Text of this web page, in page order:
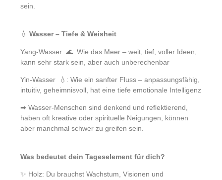
sein.
💧Wasser – Tiefe & Weisheit
Yang-Wasser 🌊: Wie das Meer – weit, tief, voller Ideen,
kann sehr stark sein, aber auch unberechenbar
Yin-Wasser 💧: Wie ein sanfter Fluss – anpassungsfähig,
intuitiv, geheimnisvoll, hat eine tiefe emotionale Intelligenz
➡ Wasser-Menschen sind denkend und reflektierend,
haben oft kreative oder spirituelle Neigungen, können
aber manchmal schwer zu greifen sein.
Was bedeutet dein Tageselement für dich?
✨ Holz: Du brauchst Wachstum, Visionen und